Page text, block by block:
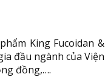
King Fucoidan &
đầu ngành của Viện
đồng,….